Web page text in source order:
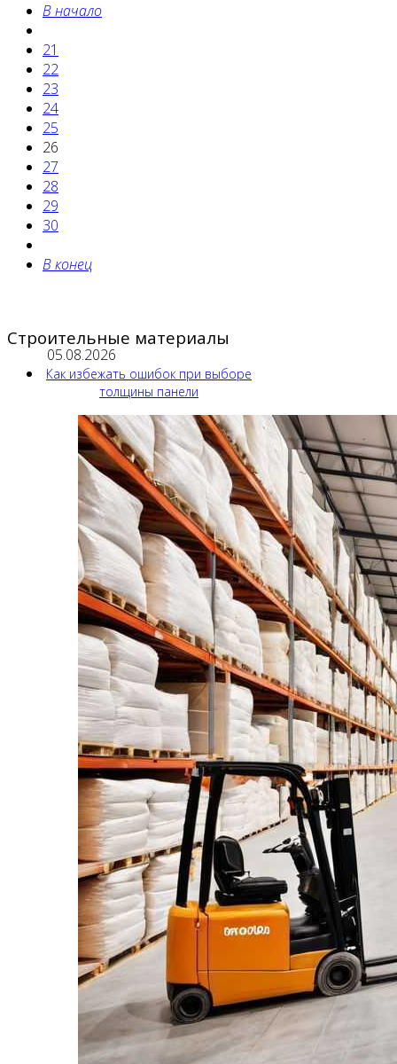
В начало
21
22
23
24
25
26
27
28
29
30
В конец
Строительные материалы
05.08.2026
Как избежать ошибок при выборе
толщины панели